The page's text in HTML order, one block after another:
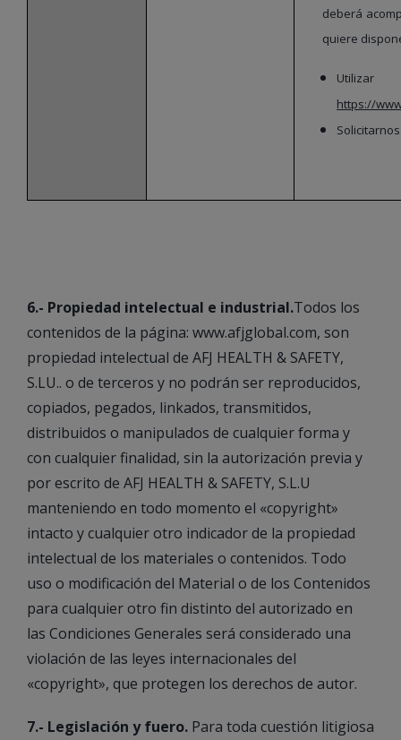
deberá
quiere
https://
6.- Propiedad intelectual e industrial.Todos los
contenidos de la página: www.afjglobal.com, son
propiedad intelectual de AFJ HEALTH & SAFETY,
S.LU.. o de terceros y no podrán ser reproducidos,
copiados, pegados, linkados, transmitidos,
distribuidos o manipulados de cualquier forma y
con cualquier finalidad, sin la autorización previa y
por escrito de AFJ HEALTH & SAFETY, S.L.U
manteniendo en todo momento el «copyright»
intacto y cualquier otro indicador de la propiedad
intelectual de los materiales o contenidos. Todo
uso o modificación del Material o de los Contenidos
para cualquier otro fin distinto del autorizado en
las Condiciones Generales será considerado una
violación de las leyes internacionales del
«copyright», que protegen los derechos de autor.
7.- Legislación y fuero. Para toda cuestión litigiosa